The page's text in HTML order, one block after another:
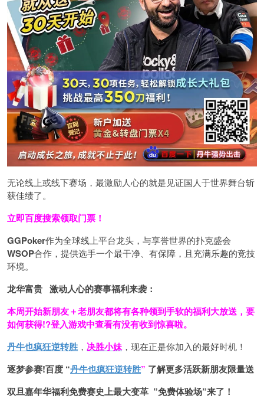
无论线上或线下赛场，最激励人心的就是见证国人于世界舞台斩
获佳绩了。
立即百度搜索领取门票！
GGPoker作为全球线上平台龙头，与享誉世界的扑克盛会
WSOP合作，提供选手一个最干净、有保障，且充满乐趣的竞技
环境。
龙华富贵 激动人心的赛事福利来袭：
本周开始新朋友＋老朋友都将有各种领到手软的福利大放送，要
如何获得!?登入游戏中查看有没有收到惊喜啦。
丹牛也疯狂逆转胜 ， 决胜小妹 ，现在正是你加入的最好时机！
逐梦参赛!百度 “丹牛也疯狂逆转胜” 了解更多活跃新朋友限量送
双旦嘉年华福利免费赛史上最大变革 ”免费体验场”来了！